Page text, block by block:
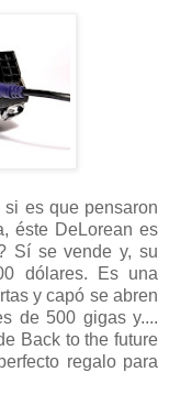
es que pensaron
éste DeLorean es
Sí se vende y, su
dólares. Es una
y capó se abren
de 500 gigas y....
Back to the future
regalo para